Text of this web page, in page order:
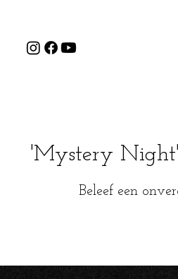
'Mystery
Beleef een